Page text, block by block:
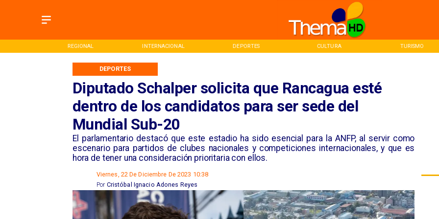
REGIONAL INTERNACIONAL DEPORTES CULTURA TURISMO
Diputado Schalper solicita que Rancagua esté
dentro de los candidatos para ser sede del
Mundial Sub-20
El parlamentario destacó que este estadio ha sido esencial para la ANFP, al servir como
escenario para partidos de clubes nacionales y competiciones internacionales, y que es
hora de tener una consideración prioritaria con ellos.
DEPORTES
Viernes, 22 De Diciembre De 2023 10:38
Cristóbal Ignacio Adones Reyes
Por